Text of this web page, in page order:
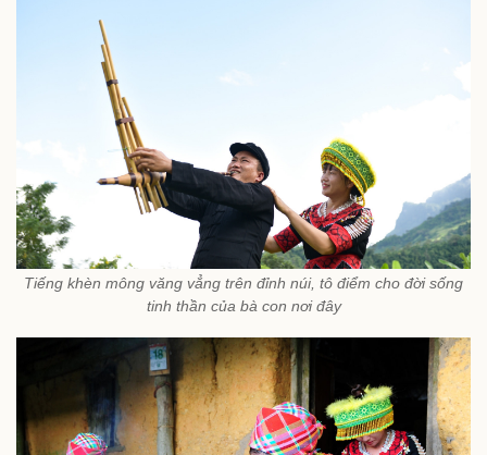
Tiếng khèn mông văng vẳng trên đỉnh núi, tô điểm cho đời sống
tinh thần của bà con nơi đây